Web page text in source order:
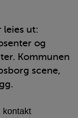
leies ut:
og
Kommunen
scene,
kontakt